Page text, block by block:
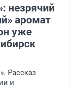
незрячий
аромат
уже
Рассказ
и